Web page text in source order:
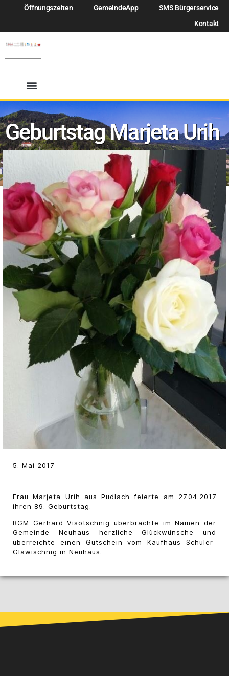
Öffnungszeiten GemeindeApp
SMS Bürgerservice
Kontakt
Geburtstag Marjeta Urih
5. Mai 2017
Frau Marjeta Urih aus Pudlach feierte am 27.04.2017
ihren 89. Geburtstag.
BGM Gerhard Visotschnig überbrachte im Namen der
Gemeinde Neuhaus herzliche Glückwünsche und
überreichte einen Gutschein vom Kaufhaus Schuler-
Glawischnig in Neuhaus.